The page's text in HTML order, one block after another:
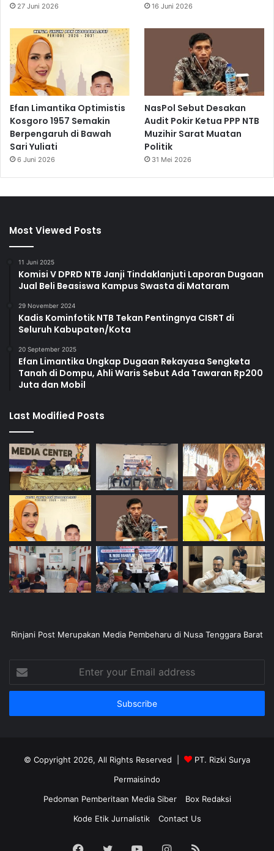
27 Juni 2026 16 Juni 2026
Efan Limantika Optimistis
Kosgoro 1957 Semakin
Berpengaruh di Bawah
Sari Yuliati
6 Juni 2026
NasPol Sebut Desakan
Audit Pokir Ketua PPP NTB
Muzihir Sarat Muatan
Politik
31 Mei 2026
Most Viewed Posts
11 Juni 2025
Komisi V DPRD NTB Janji Tindaklanjuti Laporan Dugaan
Jual Beli Beasiswa Kampus Swasta di Mataram
29 November 2024
Kadis Kominfotik NTB Tekan Pentingnya CISRT di
Seluruh Kabupaten/Kota
20 September 2025
Efan Limantika Ungkap Dugaan Rekayasa Sengketa
Tanah di Dompu, Ahli Waris Sebut Ada Tawaran Rp200
Juta dan Mobil
Last Modified Posts
Rinjani Post Merupakan Media Pembeharu di Nusa Tenggara Barat
your
Email
© Copyright 2026, All Rights Reserved |
PT. Rizki Surya
Permaisindo
Pedoman Pemberitaan Media Siber
Box Redaksi
Kode Etik Jurnalistik
Contact Us